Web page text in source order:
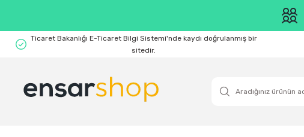
Ticaret Bakanlığı E-Ticaret Bilgi Sistemi'nde kaydı doğrulanmış bir
sitedir.